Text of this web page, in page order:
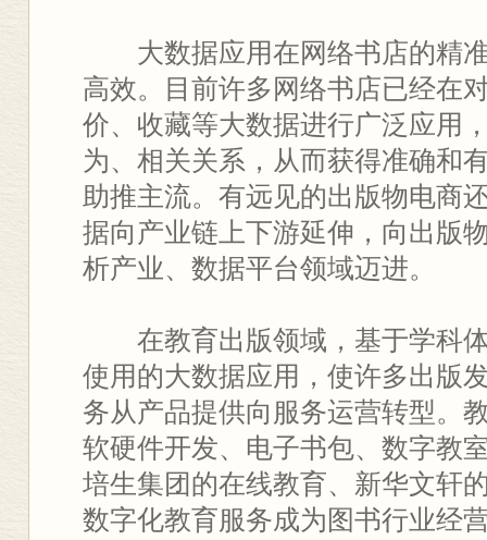
大数据应用在网络书店的精准
高效。目前许多网络书店已经在
价、收藏等大数据进行广泛应用
为、相关关系，从而获得准确和
助推主流。有远见的出版物电商
据向产业链上下游延伸，向出版
析产业、数据平台领域迈进。
在教育出版领域，基于学科体
使用的大数据应用，使许多出版
务从产品提供向服务运营转型。
软硬件开发、电子书包、数字教
培生集团的在线教育、新华文轩
数字化教育服务成为图书行业经